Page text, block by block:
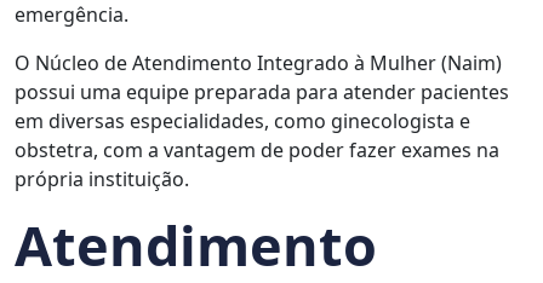
emergência.
O Núcleo de Atendimento Integrado à Mulher (Naim)
possui uma equipe preparada para atender pacientes
em diversas especialidades, como ginecologista e
obstetra, com a vantagem de poder fazer exames na
própria instituição.
Atendimento